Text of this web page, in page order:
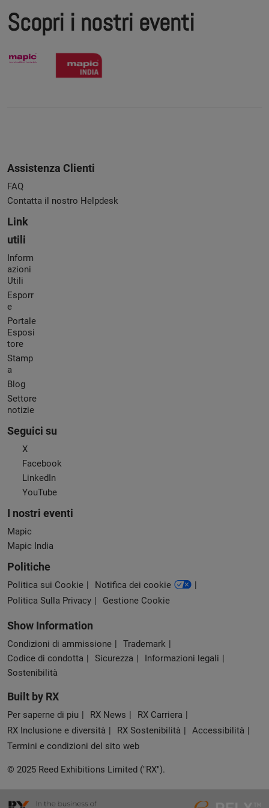
Scopri i nostri eventi
Assistenza Clienti
FAQ
Contatta il nostro Helpdesk
Link
utili
Inform
azioni
Utili
Esporr
e
Portale
Esposi
tore
Stamp
a
Blog
Settore
notizie
Seguici su
X
Facebook
LinkedIn
YouTube
I nostri eventi
Mapic
Mapic India
Politiche
Politica sui Cookie
Notifica dei cookie
Politica Sulla Privacy
Gestione Cookie
Show Information
Condizioni di ammissione
Trademark
Codice di condotta
Sicurezza
Informazioni legali
Sostenibilità
Built by RX
Per saperne di piu RX News
RX Carriera
RX Inclusione e diversità
RX Sostenibilità
Accessibilità
Termini e condizioni del sito web
© 2025 Reed Exhibitions Limited ("RX").